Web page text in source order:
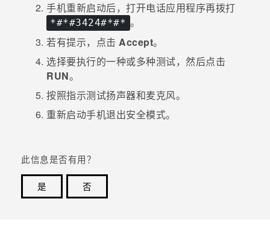
手机重新启动后，打开电话应用程序再拨打
*#*#3424#*#* 。
若有提示，点击 Accept。
选择要执行的一种或多种测试，然后点击
RUN。
按照指示测试扬声器和麦克风。
重新启动手机退出安全模式。
此信息是否有用？
是
否